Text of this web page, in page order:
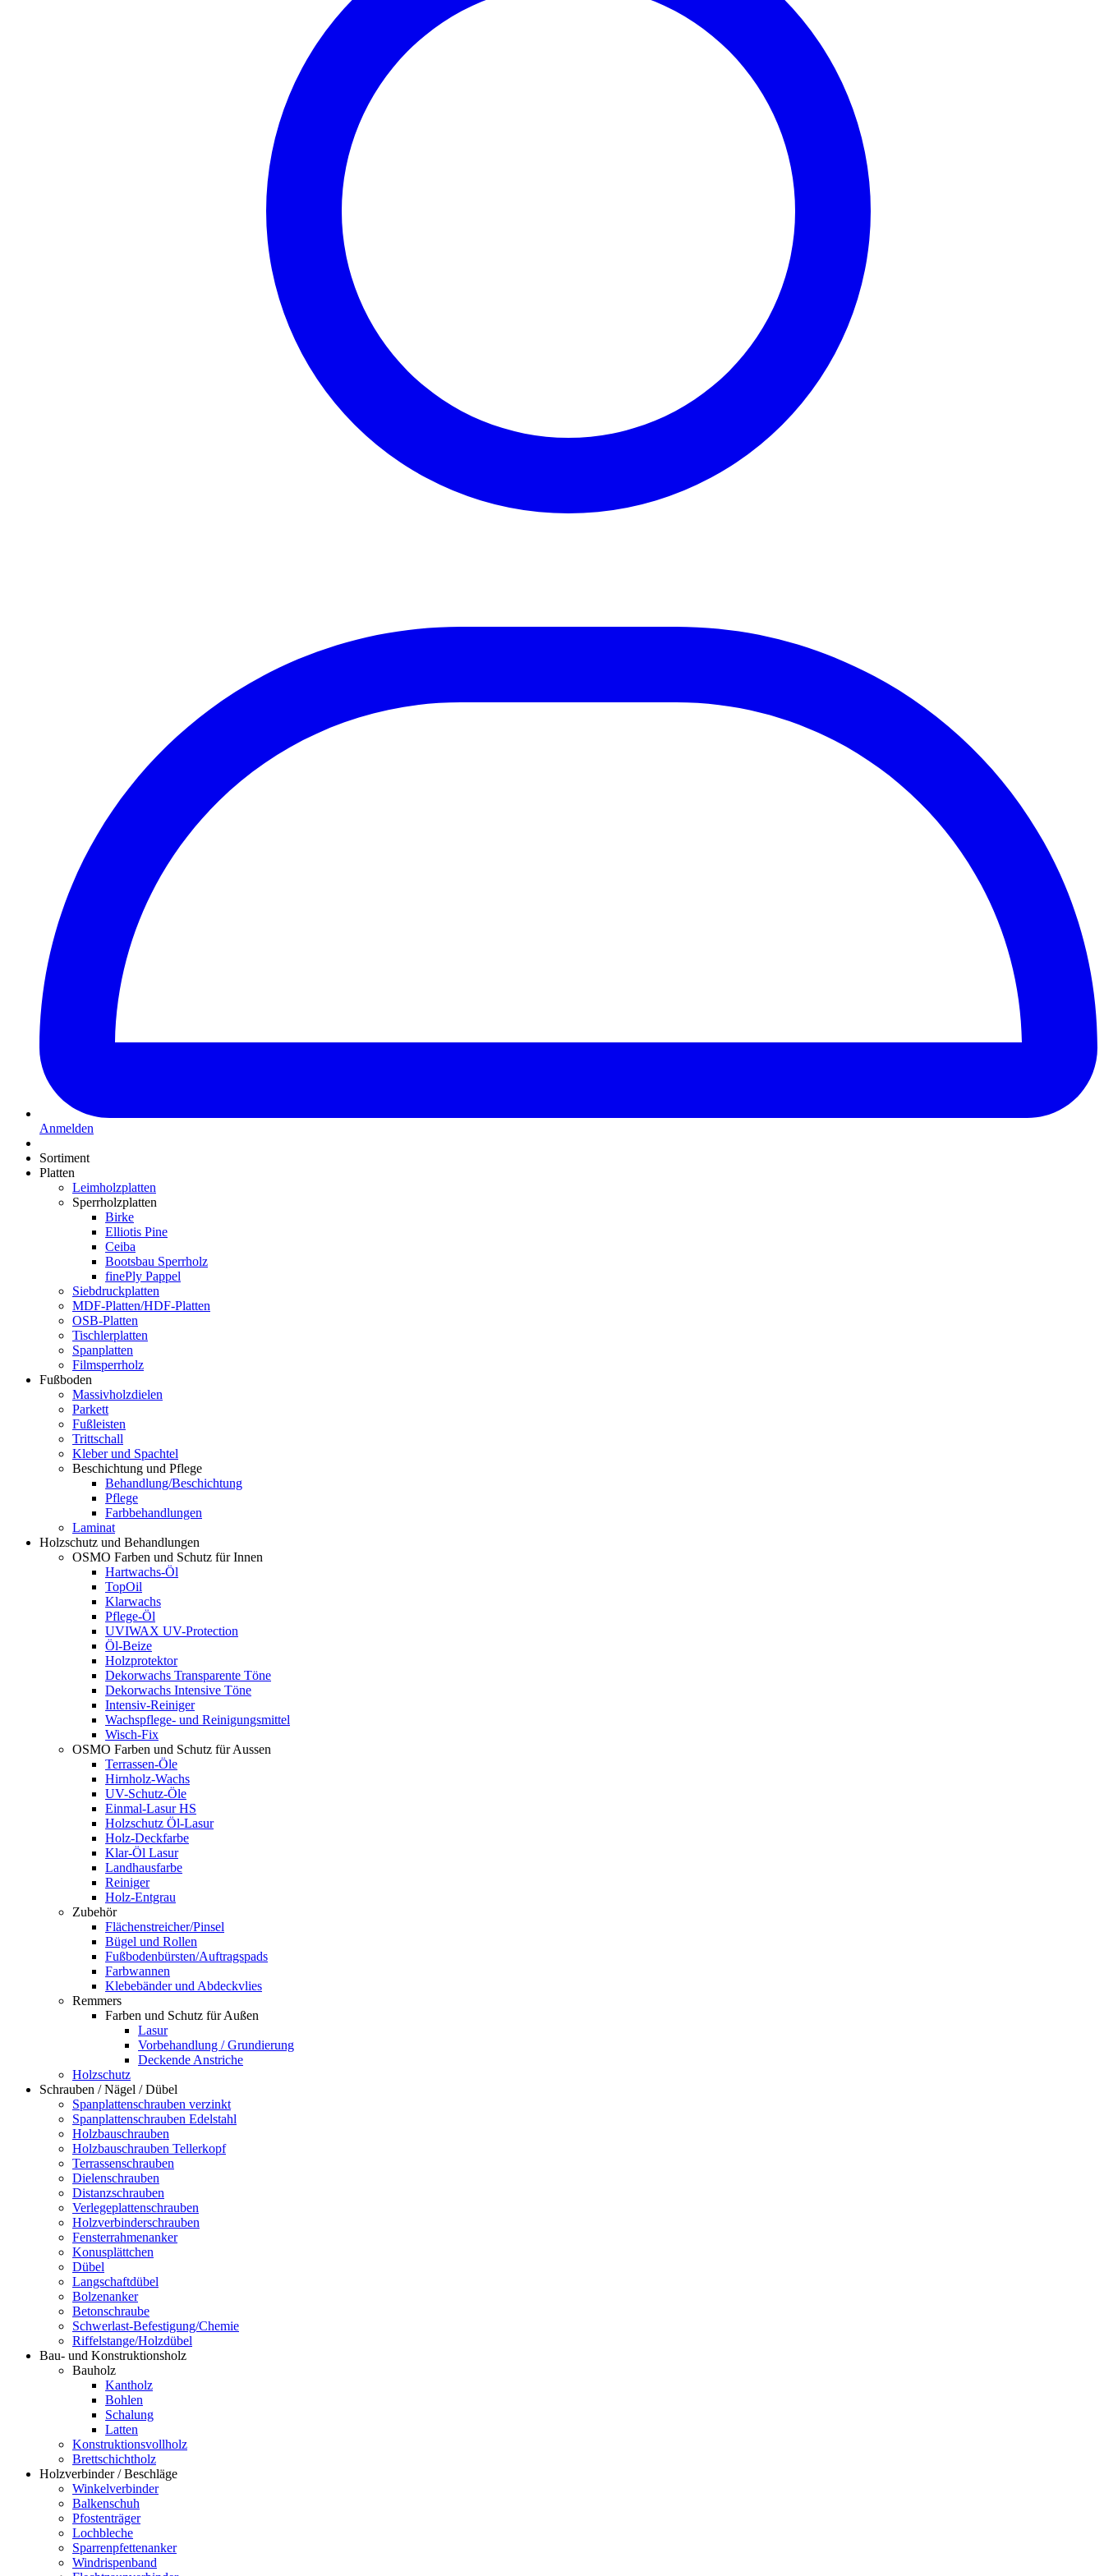
Anmelden
Sortiment
Platten
Leimholzplatten
Sperrholzplatten
Birke
Elliotis Pine
Ceiba
Bootsbau Sperrholz
finePly Pappel
Siebdruckplatten
MDF-Platten/HDF-Platten
OSB-Platten
Tischlerplatten
Spanplatten
Filmsperrholz
Fußboden
Massivholzdielen
Parkett
Fußleisten
Trittschall
Kleber und Spachtel
Beschichtung und Pflege
Behandlung/Beschichtung
Pflege
Farbbehandlungen
Laminat
Holzschutz und Behandlungen
OSMO Farben und Schutz für Innen
Hartwachs-Öl
TopOil
Klarwachs
Pflege-Öl
UVIWAX UV-Protection
Öl-Beize
Holzprotektor
Dekorwachs Transparente Töne
Dekorwachs Intensive Töne
Intensiv-Reiniger
Wachspflege- und Reinigungsmittel
Wisch-Fix
OSMO Farben und Schutz für Aussen
Terrassen-Öle
Hirnholz-Wachs
UV-Schutz-Öle
Einmal-Lasur HS
Holzschutz Öl-Lasur
Holz-Deckfarbe
Klar-Öl Lasur
Landhausfarbe
Reiniger
Holz-Entgrau
Zubehör
Flächenstreicher/Pinsel
Bügel und Rollen
Fußbodenbürsten/Auftragspads
Farbwannen
Klebebänder und Abdeckvlies
Remmers
Farben und Schutz für Außen
Lasur
Vorbehandlung / Grundierung
Deckende Anstriche
Holzschutz
Schrauben / Nägel / Dübel
Spanplattenschrauben verzinkt
Spanplattenschrauben Edelstahl
Holzbauschrauben
Holzbauschrauben Tellerkopf
Terrassenschrauben
Dielenschrauben
Distanzschrauben
Verlegeplattenschrauben
Holzverbinderschrauben
Fensterrahmenanker
Konusplättchen
Dübel
Langschaftdübel
Bolzenanker
Betonschraube
Schwerlast-Befestigung/Chemie
Riffelstange/Holzdübel
Bau- und Konstruktionsholz
Bauholz
Kantholz
Bohlen
Schalung
Latten
Konstruktionsvollholz
Brettschichtholz
Holzverbinder / Beschläge
Winkelverbinder
Balkenschuh
Pfostenträger
Lochbleche
Sparrenpfettenanker
Windrispenband